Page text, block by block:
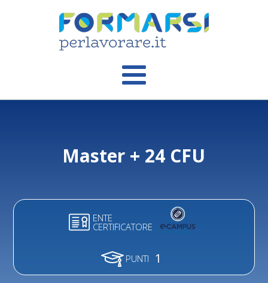
Master + 24 CFU
ENTE
CERTIFICATORE
PUNTI 1